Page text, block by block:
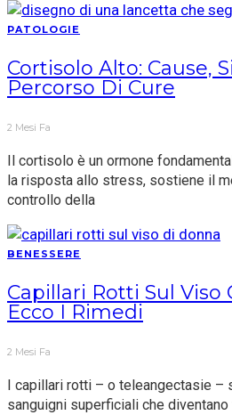
PATOLOGIE
Cortisolo Alto: Cause,
Percorso Di Cure
2 Mesi Fa
Il cortisolo è un ormone
la risposta allo stress, sostiene il
controllo della
BENESSERE
Capillari Rotti Sul Viso
Ecco I Rimedi
2 Mesi Fa
I capillari rotti – o teleangectasie –
sanguigni superficiali che